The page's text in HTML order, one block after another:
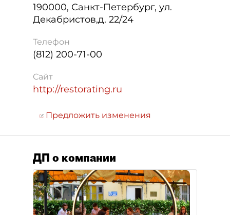
190000, Санкт-Петербург, ул.
Декабристов,д. 22/24
Телефон
(812) 200-71-00
Сайт
http://restorating.ru
Предложить изменения
ДП о компании